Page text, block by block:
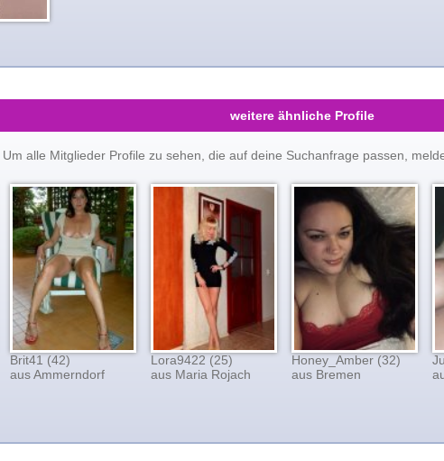
weitere ähnliche Profile
Um alle Mitglieder Profile zu sehen, die auf deine Suchanfrage passen,
Brit41 (42)
aus Ammerndorf
Lora9422 (25)
aus Maria Rojach
Honey_Amber (32)
aus Bremen